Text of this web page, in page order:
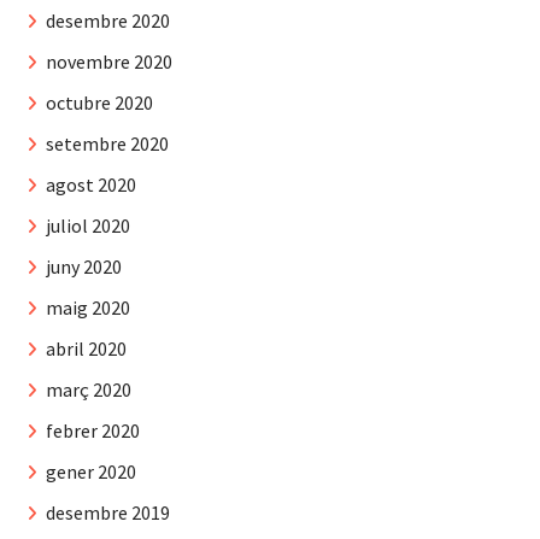
desembre 2020
novembre 2020
octubre 2020
setembre 2020
agost 2020
juliol 2020
juny 2020
maig 2020
abril 2020
març 2020
febrer 2020
gener 2020
desembre 2019